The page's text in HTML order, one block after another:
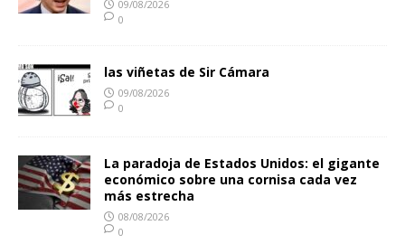
09/08/2026
0
las viñetas de Sir Cámara
09/08/2026
0
La paradoja de Estados Unidos: el gigante
económico sobre una cornisa cada vez
más estrecha
08/08/2026
0